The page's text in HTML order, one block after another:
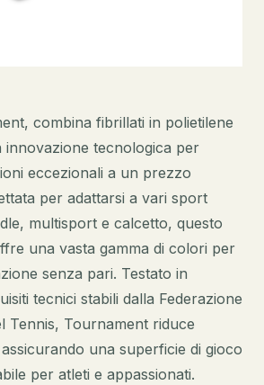
combina fibrillati in polietilene
innovazione tecnologica per
eccezionali a un prezzo
per adattarsi a vari sport
multisport e calcetto, questo
una vasta gamma di colori per
senza pari. Testato in
tecnici stabili dalla Federazione
Tennis, Tournament riduce
assicurando una superficie di gioco
per atleti e appassionati.